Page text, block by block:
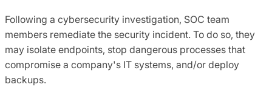
Following a cybersecurity investigation, SOC team
members remediate the security incident. To do so, they
may isolate endpoints, stop dangerous processes that
compromise a company's IT systems, and/or deploy
backups.